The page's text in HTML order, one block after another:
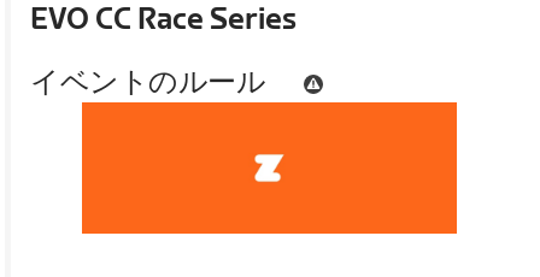
EVO CC Race Series
イベントのルール